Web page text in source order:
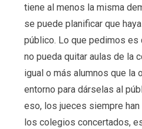
tiene al menos la misma
se puede planificar que
público. Lo que pedimos es
no pueda quitar aulas de la
igual o más alumnos que la
entorno para dárselas al
eso, los jueces siempre
los colegios concertados,